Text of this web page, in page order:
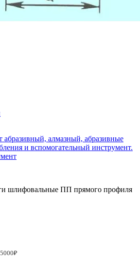
алмазный, абразивные
и вспомогательный инструмент.
шлифовальные ПП прямого профиля